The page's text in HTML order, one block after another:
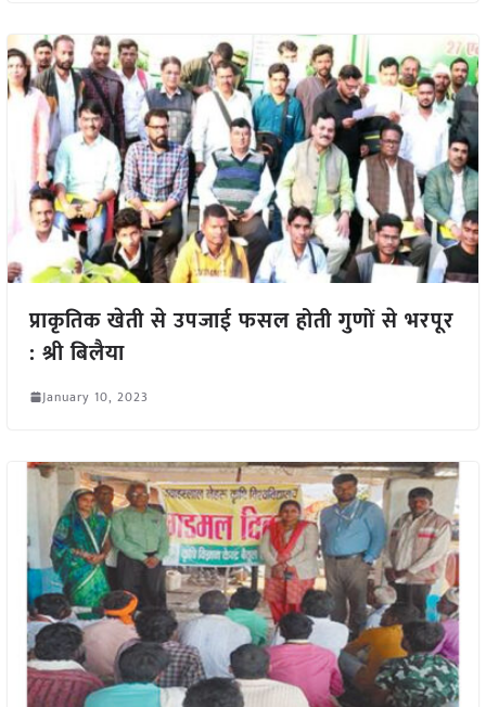
प्राकृतिक खेती से उपजाई फसल होती गुणों से भरपूर
: श्री बिलैया
January 10, 2023